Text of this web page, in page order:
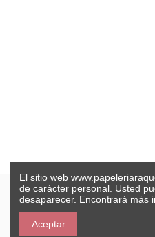
El sitio web
de carácter personal. Usted
desaparecer. Encontrará más
Aceptar